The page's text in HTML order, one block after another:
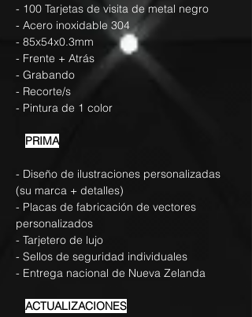
- 100 Tarjetas de visita de metal negro
- Acero inoxidable 304
- 85x54x0.3mm
- Frente + Atrás
- Grabando
- Recorte/s
- Pintura de 1 color
PRIMA
- Diseño de ilustraciones personalizadas
(su marca + detalles)
- Placas de fabricación de vectores
personalizados
- Tarjetero de lujo
- Sellos de seguridad individuales
- Entrega nacional de Nueva Zelanda
ACTUALIZACIONES